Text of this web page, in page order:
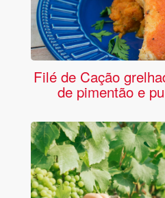
Filé de Cação
de pimentão e